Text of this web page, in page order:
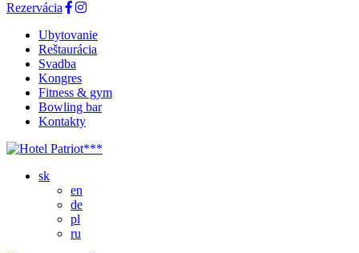
Rezervácia
Ubytovanie
Reštaurácia
Svadba
Kongres
Fitness & gym
Bowling bar
Kontakty
sk
en
de
pl
ru